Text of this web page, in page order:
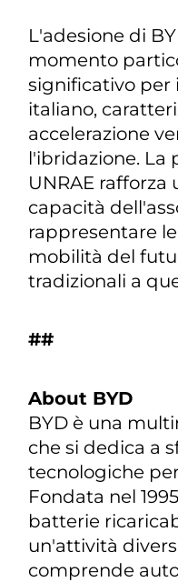
L'adesione di
momento
significativo per
italiano,
accelerazione
l'ibridazione. La
UNRAE
capacità
rappresentare
mobilità del
tradizionali a
##
About BYD
BYD è una
che si dedica a
tecnologiche
Fondata nel
batterie
un'attività
comprende